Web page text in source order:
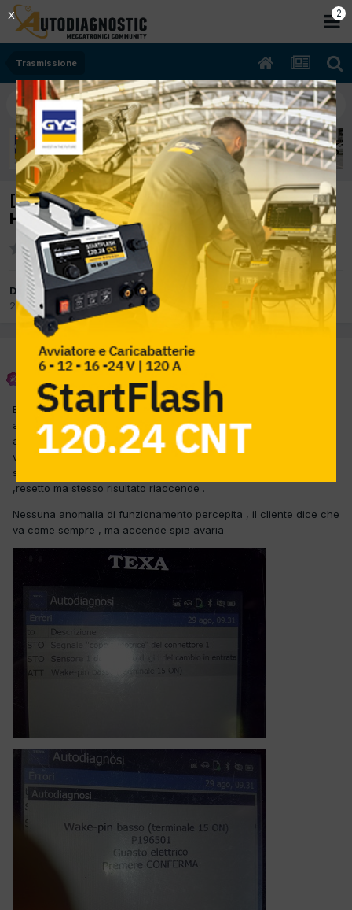
Trasmissione
[Smart Fortwo 451 5311G0 05/2015 999cc
H4D 52Kw Benzina] Spia avaria accesa
Da cogiuseppe
29 Agosto 2017 in Trasmissione
cogiuseppe
29 Agosto 2017
Buon pomeriggio , mi è entrata questa car con spia avaria
accesa , delphi e Texa mi danno gli errori discordanti come
allegati provato a resettare dopo aver pulito con disossidante i
vari connettori , con texa un errore non resettabile su tre la spia
si spegne ma al giro di prova si riaccende delphi un solo errore
,resetto ma stesso risultato riaccende .
Nessuna anomalia di funzionamento percepita , il cliente dice che
va come sempre , ma accende spia avaria
2
X